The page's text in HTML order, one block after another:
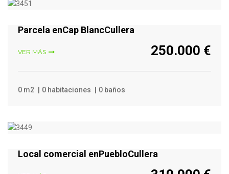
Parcela enCap BlancCullera
VER MÁS 250.000 €
0 m2 0 habitaciones 0 baños
Local comercial enPuebloCullera